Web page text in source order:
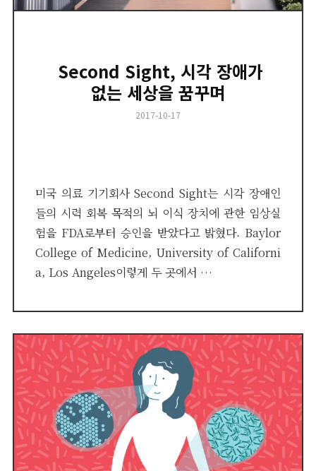
​ Second Sight, 시각 장애가
없는 세상을 꿈꾸며
Posted
2017-10-17
미국 의료 기기회사 Second Sight는 시각 장애인
들의 시력 회복 목적의 뇌 이식 장치에 관한 임상실
험을 FDA로부터 승인을 받았다고 밝혔다. Baylor
College of Medicine, University of Californi
a, Los Angeles이렇게 두 곳에서 …